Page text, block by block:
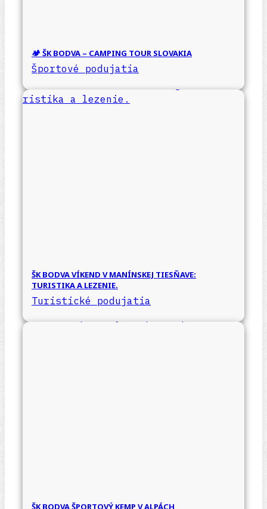
🏕️ ŠK BODVA – CAMPING TOUR SLOVAKIA
Športové podujatia
ŠK BODVA VÍKEND V MANÍNSKEJ TIESŇAVE:
TURISTIKA A LEZENIE.
Turistické podujatia
ŠK BODVA ŠPORTOVÝ KEMP V ALPÁCH